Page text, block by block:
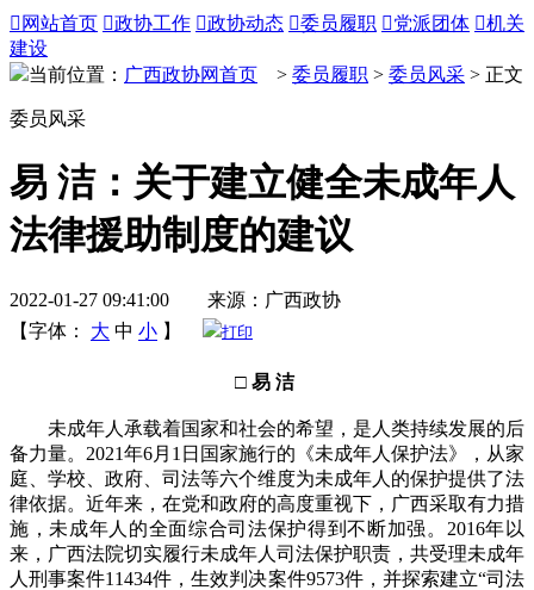
 网站首页 政协工作 政协动态 委员履职 党派团体 机关
建设
当前位置： 广西政协网首页 > 委员履职 > 委员风采 > 正文
委员风采
易 洁：关于建立健全未成年人
法律援助制度的建议
2022-01-27 09:41:00 来源：广西政协
【字体：
大 中 小 】 打印
□ 易 洁
未成年人承载着国家和社会的希望，是人类持续发展的后
备力量。2021年6月1日国家施行的《未成年人保护法》，从家
庭、学校、政府、司法等六个维度为未成年人的保护提供了法
律依据。近年来，在党和政府的高度重视下，广西采取有力措
施，未成年人的全面综合司法保护得到不断加强。2016年以
来，广西法院切实履行未成年人司法保护职责，共受理未成年
人刑事案件11434件，生效判决案件9573件，并探索建立“司法